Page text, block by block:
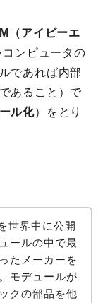
（アイビーエ
ンピュータの
であれば内部
あること）で
ル化）をとり
世界中に公開
ールの中で最
たメーカーを
モデュールが
クの部品を他